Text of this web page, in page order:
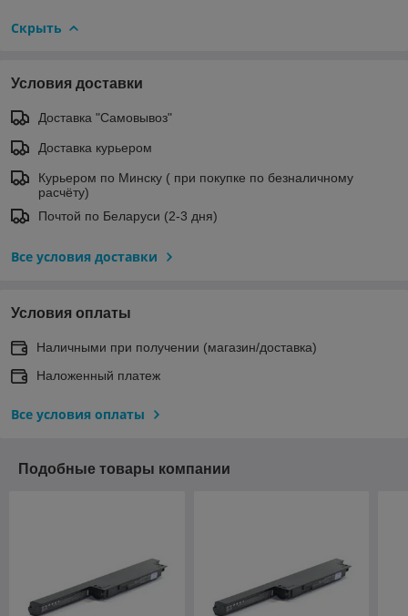
Скрыть
Условия доставки
Доставка "Самовывоз"
Доставка курьером
Курьером по Минску ( при покупке по безналичному
расчёту)
Почтой по Беларуси (2-3 дня)
Все условия доставки
Условия оплаты
Наличными при получении (магазин/доставка)
Наложенный платеж
Все условия оплаты
Подобные товары компании